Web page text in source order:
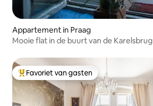
Appartement in Praag
Mooie flat in de buurt van de Karelsbrug
Topfavoriet van gasten
Favoriet van gasten